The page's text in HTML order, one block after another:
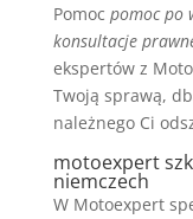
Pomoc pomoc po
konsultacje
ekspertów z
Twoją sprawą,
należnego Ci
motoexpert
niemczech
W Motoexpert